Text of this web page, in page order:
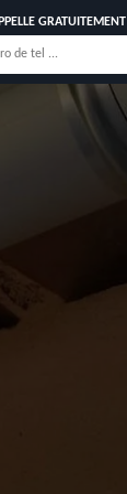
GRATUITEMENT